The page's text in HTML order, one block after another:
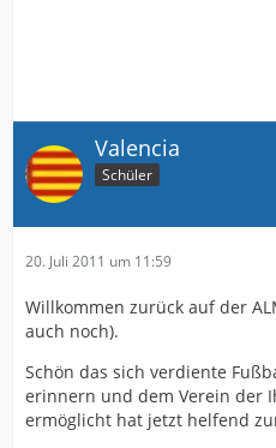
Valencia
Schüler
20. Juli 2011 um 11:59
Willkommen zurück auf der
auch noch).
Schön das sich verdiente
erinnern und dem Verein der
ermöglicht hat jetzt helfend